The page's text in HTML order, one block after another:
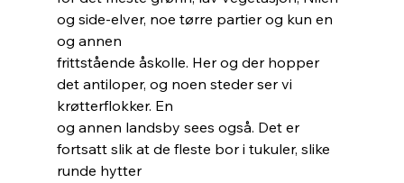
og side-elver, noe tørre partier og kun en
og annen
frittstående åskolle. Her og der hopper
det antiloper, og noen steder ser vi
krøtterflokker. En
og annen landsby sees også. Det er
fortsatt slik at de fleste bor i tukuler, slike
runde hytter